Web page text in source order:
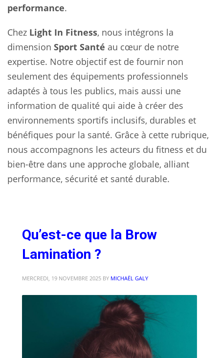
performance.
Chez Light In Fitness, nous intégrons la
dimension Sport Santé au cœur de notre
expertise. Notre objectif est de fournir non
seulement des équipements professionnels
adaptés à tous les publics, mais aussi une
information de qualité qui aide à créer des
environnements sportifs inclusifs, durables et
bénéfiques pour la santé. Grâce à cette rubrique,
nous accompagnons les acteurs du fitness et du
bien-être dans une approche globale, alliant
performance, sécurité et santé durable.
Qu’est-ce que la Brow
Lamination ?
MERCREDI, 19 NOVEMBRE 2025 BY MICHAËL GALY